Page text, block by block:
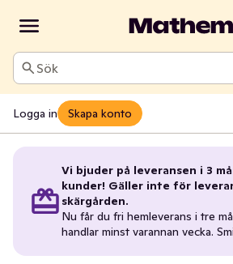
Sök
Logga in Skapa konto
Vi bjuder på leveransen i 3
kunder! Gäller inte för
skärgården.
Nu får du fri hemleverans i tre
handlar minst varannan vecka.